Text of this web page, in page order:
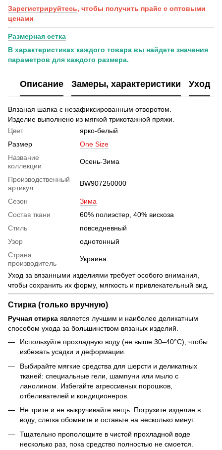
Зарегистрируйтесь, чтобы получить прайс с оптовыми
ценами
Размерная сетка
В характеристиках каждого товара вы найдете значения
параметров для каждого размера.
Описание Замеры, характеристики Уход
Вязаная шапка с незафиксированным отворотом.
Изделие выполнено из мягкой трикотажной пряжи.
Цвет
ярко-белый
Размер
One Size
Название
коллекции
Осень-Зима
Производственный
артикул
BW907250000
Сезон
Зима
Состав ткани
60% полиэстер, 40% вискоза
Стиль
повседневный
Узор
однотонный
Страна
производитель
Украина
Уход за вязанными изделиями требует особого внимания,
чтобы сохранить их форму, мягкость и привлекательный вид.
Стирка (только вручную)
Ручная стирка является лучшим и наиболее деликатным
способом ухода за большинством вязаных изделий.
Используйте прохладную воду (не выше 30–40°C), чтобы
избежать усадки и деформации.
Выбирайте мягкие средства для шерсти и деликатных
тканей: специальные гели, шампуни или мыло с
ланолином. Избегайте агрессивных порошков,
отбеливателей и кондиционеров.
Не трите и не выкручивайте вещь. Погрузите изделие в
воду, слегка обомните и оставьте на несколько минут.
Тщательно прополощите в чистой прохладной воде
несколько раз, пока средство полностью не смоется.